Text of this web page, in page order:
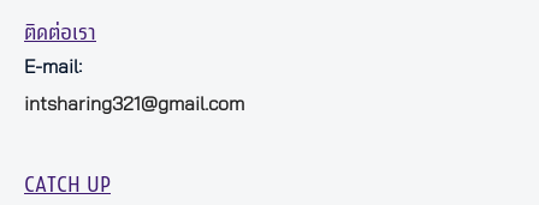
ติดต่อเรา
E-mail:
intsharing321@gmail.com
CATCH UP